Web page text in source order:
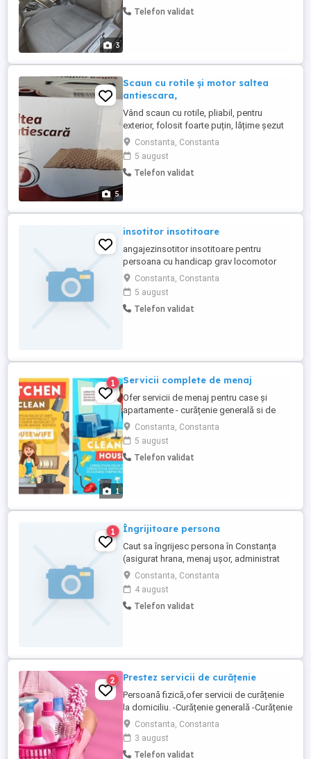
3
de lei ( 1 persoana ) Mochete : de la 14 lei
Telefon validat
5
Scaun cu rotile și motor saltea
antiescara,
Vând scaun cu rotile, pliabil, pentru
exterior, folosit foarte puțin, lățime șezut
46cm,400 Ron. Vând compresor saltea
antiescara,zgomot redus,consum
minim,200 Ron.
Constanta, Constanta
5 august
Telefon validat
insotitor insotitoare
angajezinsotitor insotitoare pentru
persoana cu handicap grav locomotor
persoana se3 deplaseaza singura cu
bastonu la baie si dormitor salarizare
2000 lei si daca e nevoie si cazaresa faca
un sendvis ziua sa dea o cana cu apa
Constanta, Constanta
5 august
Telefon validat
1
1 Servicii complete de menaj
Ofer servicii de menaj pentru case și
apartamente - curățenie generală si de
întreținere -călcat haine Ce ma
recomanda? Seriozitatea și atenția la
detalii! Program flexibil . Călcat 50 Ron h
Curățenie de întreținere: Garsoniere 200ron
Constanta, Constanta
5 august
Telefon validat
1 Îngrijitoare persona
Caut sa îngrijesc persona în Constanța
(asigurat hrana, menaj ușor, administrat
medicamente, ieșiri la plimbare, masaj
terapeutic) în Constanța sau împrejurimi.
Cer și ofer seriozitate
Constanta, Constanta
4 august
Telefon validat
2 Prestez servicii de curățenie
Persoană fizică,ofer servicii de curățenie
la domiciliu. -Curățenie generală -Curățenie
după constructor -Curățenie menaj, etc.
Prețul îl stabilim la fața locului sau
telefonic în funcție de gradul de dificultate
Constanta, Constanta
3 august
Telefon validat